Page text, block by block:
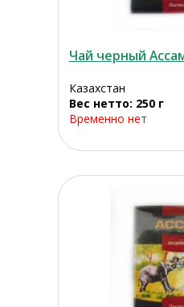
Чай черный
Казахстан
Вес нетто: 250 г
Временно нет